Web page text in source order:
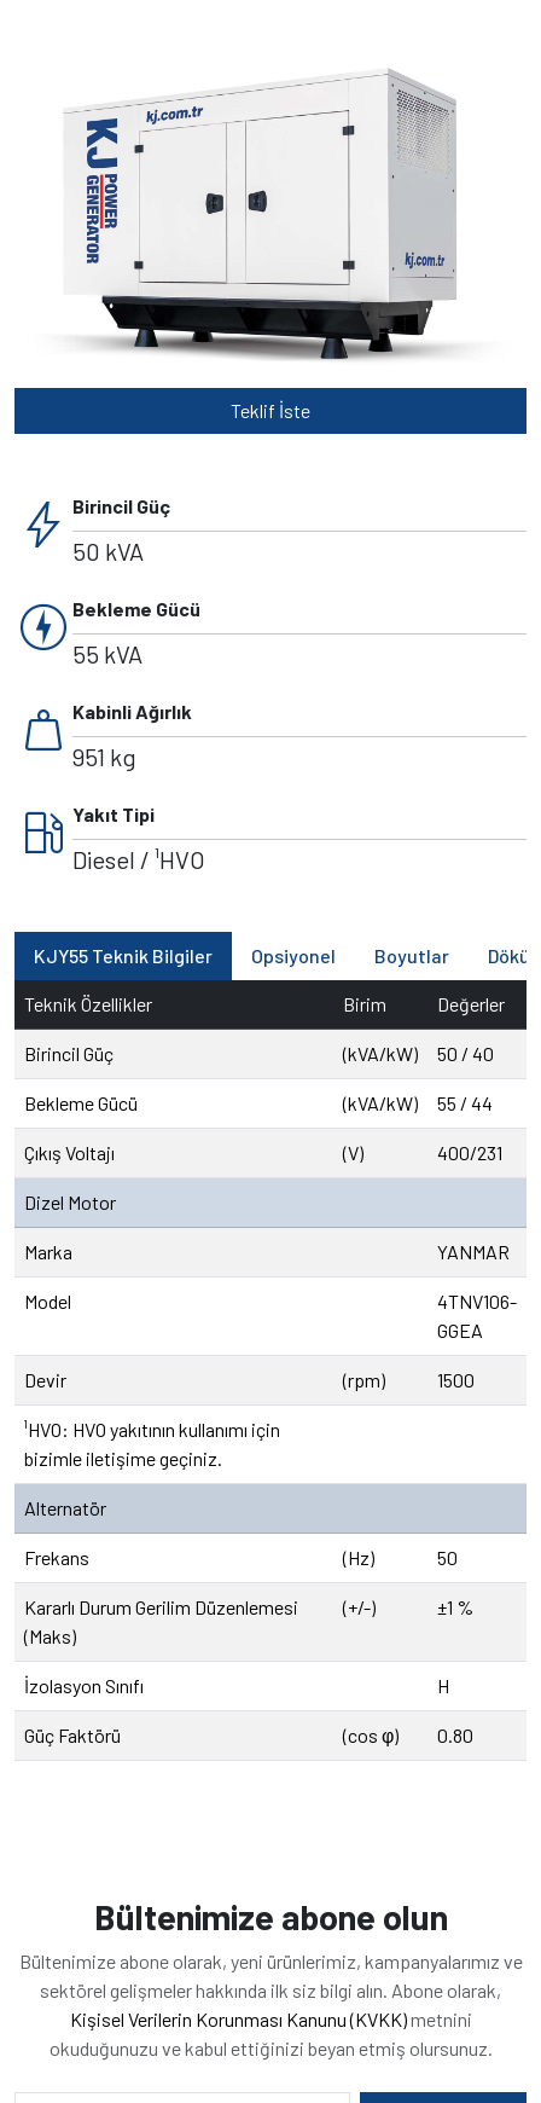
Teklif İste
bolt Birincil Güç
50 kVA
charger Bekleme Gücü
55 kVA
weight Kabinli Ağırlık
951 kg
local_gas_station Yakıt Tipi
Diesel / ¹HVO
KJY55 Teknik Bilgiler Opsiyonel Boyutlar
Teknik Özellikler Birim Değerler
Birincil Güç (kVA/kW) 50 / 40
Bekleme Gücü (kVA/kW) 55 / 44
Çıkış Voltajı (V) 400/231
Dizel Motor
Marka YANMAR
Model
4TNV106-
GGEA
Devir (rpm) 1500
¹HVO: HVO yakıtının kullanımı için
bizimle iletişime geçiniz.
Alternatör
Frekans (Hz) 50
Kararlı Durum Gerilim Düzenlemesi
(Maks)
(+/-) ±1 %
İzolasyon Sınıfı H
Güç Faktörü (cos φ) 0.80
Bültenimize abone olun
Bültenimize abone olarak, yeni ürünlerimiz, kampanyalarımız ve
sektörel gelişmeler hakkında ilk siz bilgi alın. Abone olarak,
Kişisel Verilerin Korunması Kanunu (KVKK)metnini
okuduğunuzu ve kabul ettiğinizi beyan etmiş olursunuz.